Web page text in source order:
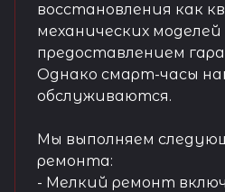
восстановления как
механических моделей
предоставлением
Однако смарт-часы
обслуживаются.
Мы выполняем
ремонта:
- Мелкий ремонт